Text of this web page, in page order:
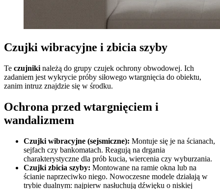
Czujki wibracyjne i zbicia szyby
Te czujniki należą do grupy czujek ochrony obwodowej. Ich
zadaniem jest wykrycie próby siłowego wtargnięcia do obiektu,
zanim intruz znajdzie się w środku.
Ochrona przed wtargnięciem i
wandalizmem
Czujki wibracyjne (sejsmiczne): Montuje się je na ścianach,
sejfach czy bankomatach. Reagują na drgania
charakterystyczne dla prób kucia, wiercenia czy wyburzania.
Czujki zbicia szyby: Montowane na ramie okna lub na
ścianie naprzeciwko niego. Nowoczesne modele działają w
trybie dualnym: najpierw nasłuchują dźwięku o niskiej